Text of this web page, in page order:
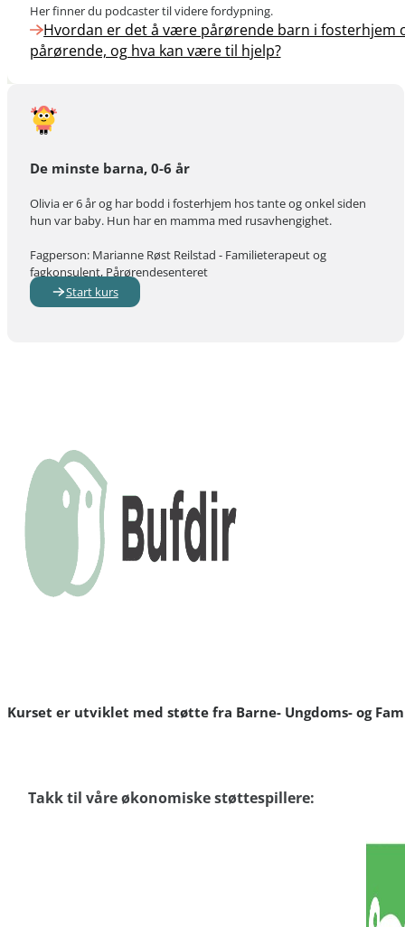
Her finner du podcaster til videre fordypning.
Hvordan er det å være pårørende barn i fosterhjem
pårørende, og hva kan være til hjelp?
De minste barna, 0-6 år
Olivia er 6 år og har bodd i fosterhjem hos tante og onkel siden
hun var baby. Hun har en mamma med rusavhengighet.
Fagperson: Marianne Røst Reilstad - Familieterapeut og
fagkonsulent, Pårørendesenteret
Start kurs
Kurset er utviklet med støtte fra Barne- Ungdoms- og
Takk til våre økonomiske støttespillere: